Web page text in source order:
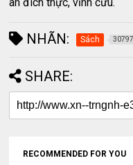
NHÃN: Sách 30797
SHARE:
RECOMMENDED FOR YOU